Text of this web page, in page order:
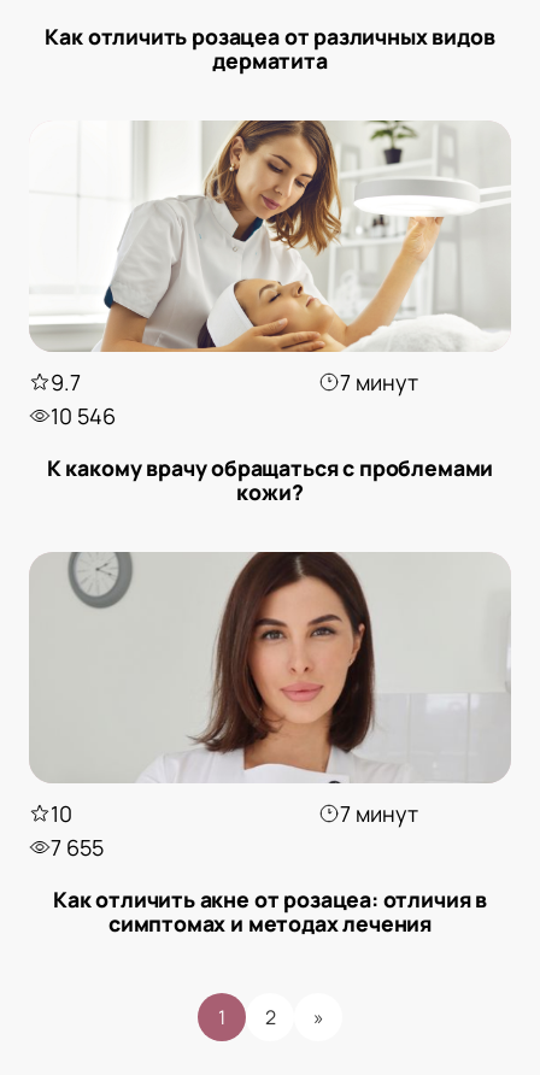
Как отличить розацеа от различных видов
дерматита
9.7
7 минут
10 546
К какому врачу обращаться с проблемами
кожи?
10
7 минут
7 655
Как отличить акне от розацеа: отличия в
симптомах и методах лечения
1 2 »